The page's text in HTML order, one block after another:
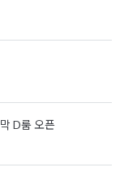
D룸 오픈